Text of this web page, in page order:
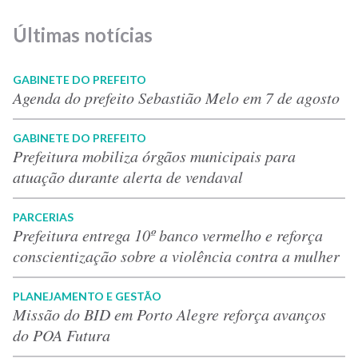
Últimas notícias
GABINETE DO PREFEITO
Agenda do prefeito Sebastião Melo em 7 de agosto
GABINETE DO PREFEITO
Prefeitura mobiliza órgãos municipais para
atuação durante alerta de vendaval
PARCERIAS
Prefeitura entrega 10º banco vermelho e reforça
conscientização sobre a violência contra a mulher
PLANEJAMENTO E GESTÃO
Missão do BID em Porto Alegre reforça avanços
do POA Futura